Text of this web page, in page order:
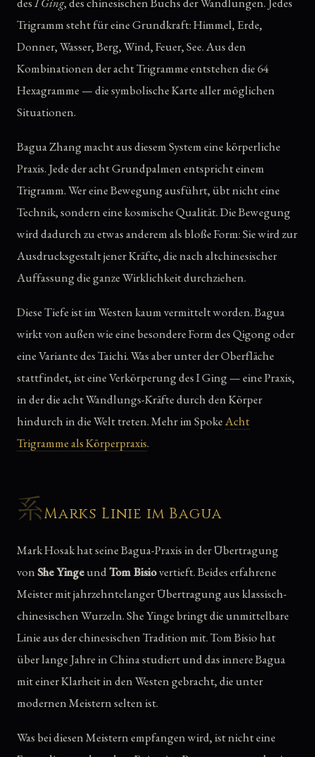
Trigramm steht für eine Grundkraft: Himmel, Erde,
Donner, Wasser, Berg, Wind, Feuer, See. Aus den
Kombinationen der acht Trigramme entstehen die 64
Hexagramme — die symbolische Karte aller möglichen
Situationen.
Bagua Zhang macht aus diesem System eine körperliche
Praxis. Jede der acht Grundpalmen entspricht einem
Trigramm. Wer eine Bewegung ausführt, übt nicht eine
Technik, sondern eine kosmische Qualität. Die Bewegung
wird dadurch zu etwas anderem als bloße Form: Sie wird zur
Ausdrucksgestalt jener Kräfte, die nach altchinesischer
Auffassung die ganze Wirklichkeit durchziehen.
Diese Tiefe ist im Westen kaum vermittelt worden. Bagua
wirkt von außen wie eine besondere Form des Qigong oder
eine Variante des Taichi. Was aber unter der Oberfläche
stattfindet, ist eine Verkörperung des I Ging — eine Praxis,
in der die acht Wandlungs-Kräfte durch den Körper
hindurch in die Welt treten. Mehr im SpokeAcht
Trigramme als Körperpraxis.
系Marks Linie im Bagua
Mark Hosak hat seine Bagua-Praxis in der Übertragung
vonShe YingeundTom Bisiovertieft. Beides erfahrene
Meister mit jahrzehntelanger Übertragung aus klassisch-
chinesischen Wurzeln. She Yinge bringt die unmittelbare
Linie aus der chinesischen Tradition mit. Tom Bisio hat
über lange Jahre in China studiert und das innere Bagua
mit einer Klarheit in den Westen gebracht, die unter
modernen Meistern selten ist.
Was bei diesen Meistern empfangen wird, ist nicht eine